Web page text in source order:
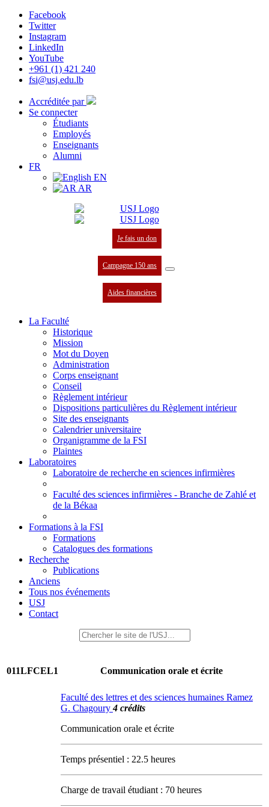
Facebook
Twitter
Instagram
LinkedIn
YouTube
+961 (1) 421 240
fsi@usj.edu.lb
Accréditée par
Se connecter
Étudiants
Employés
Enseignants
Alumni
FR
EN
AR
Je fais un don
Campagne 150 ans
Aides financières
La Faculté
Historique
Mission
Mot du Doyen
Administration
Corps enseignant
Conseil
Règlement intérieur
Dispositions particulières du Règlement intérieur
Site des enseignants
Calendrier universitaire
Organigramme de la FSI
Plaintes
Laboratoires
Laboratoire de recherche en sciences infirmières
Faculté des sciences infirmières - Branche de Zahlé et
de la Békaa
Formations à la FSI
Formations
Catalogues des formations
Recherche
Publications
Anciens
Tous nos événements
USJ
Contact
011LFCEL1 Communication orale et écrite
Faculté des lettres et des sciences humaines Ramez
G. Chagoury4 crédits
Communication orale et écrite
Temps présentiel : 22.5 heures
Charge de travail étudiant : 70 heures